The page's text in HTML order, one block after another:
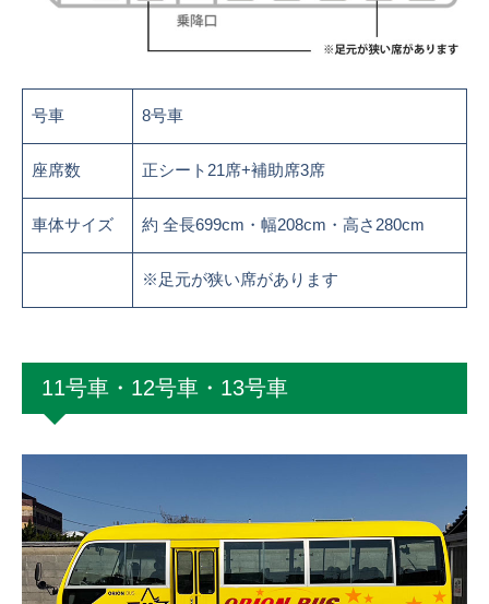
号車 8号車
座席数 正シート21席+補助席3席
車体サイズ 約 全長699cm・幅208cm・高さ280cm
※足元が狭い席があります
11号車・12号車・13号車